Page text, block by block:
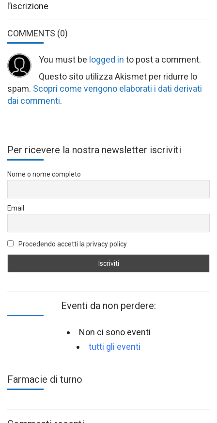
l’iscrizione
COMMENTS (0)
You must be logged in to post a comment.
Questo sito utilizza Akismet per ridurre lo
spam. Scopri come vengono elaborati i dati derivati
dai commenti.
Per ricevere la nostra newsletter iscriviti
Nome o nome completo
Email
Procedendo accetti la privacy policy
Eventi da non perdere:
Non ci sono eventi
tutti gli eventi
Farmacie di turno